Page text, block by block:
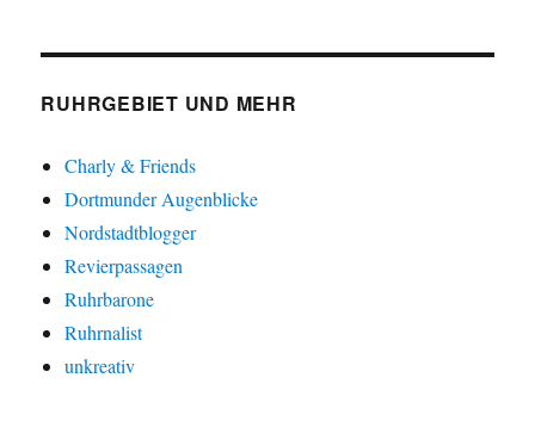
RUHRGEBIET UND MEHR
Charly & Friends
Dortmunder Augenblicke
Nordstadtblogger
Revierpassagen
Ruhrbarone
Ruhrnalist
unkreativ